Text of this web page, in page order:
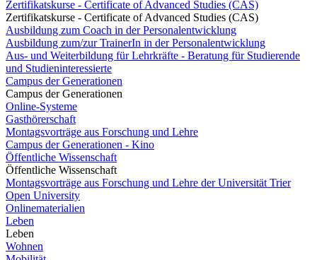
Zertifikatskurse - Certificate of Advanced Studies (CAS)
Zertifikatskurse - Certificate of Advanced Studies (CAS)
Ausbildung zum Coach in der Personalentwicklung
Ausbildung zum/zur TrainerIn in der Personalentwicklung
Aus- und Weiterbildung für Lehrkräfte - Beratung für Studierende
und Studieninteressierte
Campus der Generationen
Campus der Generationen
Online-Systeme
Gasthörerschaft
Montagsvorträge aus Forschung und Lehre
Campus der Generationen - Kino
Öffentliche Wissenschaft
Öffentliche Wissenschaft
Montagsvorträge aus Forschung und Lehre der Universität Trier
Open University
Onlinematerialien
Leben
Leben
Wohnen